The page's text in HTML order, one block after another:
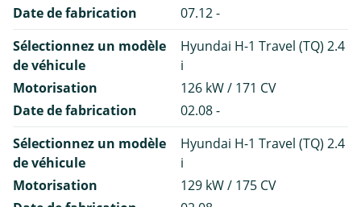
Date de fabrication
07.12 -
Sélectionnez un modèle
de véhicule
Hyundai H-1 Travel (TQ) 2.4
i
Motorisation
126 kW / 171 CV
Date de fabrication
02.08 -
Sélectionnez un modèle
de véhicule
Hyundai H-1 Travel (TQ) 2.4
i
Motorisation
129 kW / 175 CV